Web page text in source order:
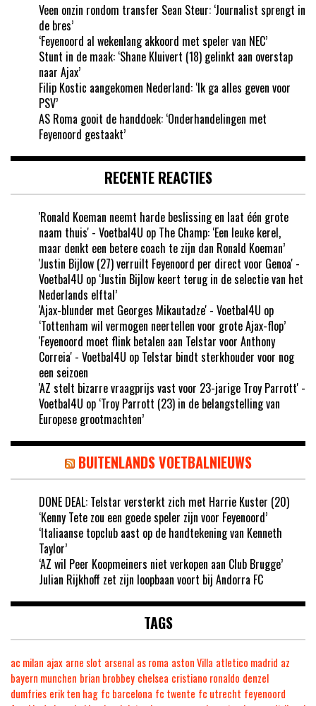
Veen onzin rondom transfer Sean Steur: ‘Journalist sprengt in
de bres’
‘Feyenoord al wekenlang akkoord met speler van NEC’
Stunt in de maak: ‘Shane Kluivert (18) gelinkt aan overstap
naar Ajax’
Filip Kostic aangekomen Nederland: ‘Ik ga alles geven voor
PSV’
AS Roma gooit de handdoek: ‘Onderhandelingen met
Feyenoord gestaakt’
RECENTE REACTIES
'Ronald Koeman neemt harde beslissing en laat één grote
naam thuis' - Voetbal4U op The Champ: ‘Een leuke kerel,
maar denkt een betere coach te zijn dan Ronald Koeman’
'Justin Bijlow (27) verruilt Feyenoord per direct voor Genoa' -
Voetbal4U op ‘Justin Bijlow keert terug in de selectie van het
Nederlands elftal’
'Ajax-blunder met Georges Mikautadze' - Voetbal4U op
‘Tottenham wil vermogen neertellen voor grote Ajax-flop’
'Feyenoord moet flink betalen aan Telstar voor Anthony
Correia' - Voetbal4U op Telstar bindt sterkhouder voor nog
een seizoen
'AZ stelt bizarre vraagprijs vast voor 23-jarige Troy Parrott' -
Voetbal4U op ‘Troy Parrott (23) in de belangstelling van
Europese grootmachten’
BUITENLANDS VOETBALNIEUWS
DONE DEAL: Telstar versterkt zich met Harrie Kuster (20)
‘Kenny Tete zou een goede speler zijn voor Feyenoord’
‘Italiaanse topclub aast op de handtekening van Kenneth
Taylor’
‘AZ wil Peer Koopmeiners niet verkopen aan Club Brugge’
Julian Rijkhoff zet zijn loopbaan voort bij Andorra FC
TAGS
ac milan ajax arne slot arsenal as roma aston Villa atletico madrid az
bayern munchen brian brobbey chelsea cristiano ronaldo denzel
dumfries erik ten hag fc barcelona fc twente fc utrecht feyenoord